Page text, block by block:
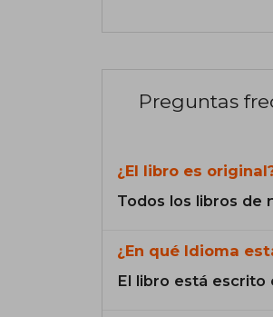
Preguntas
¿El libro es
Todos los libros de
¿En qué Idioma
El libro está escrito